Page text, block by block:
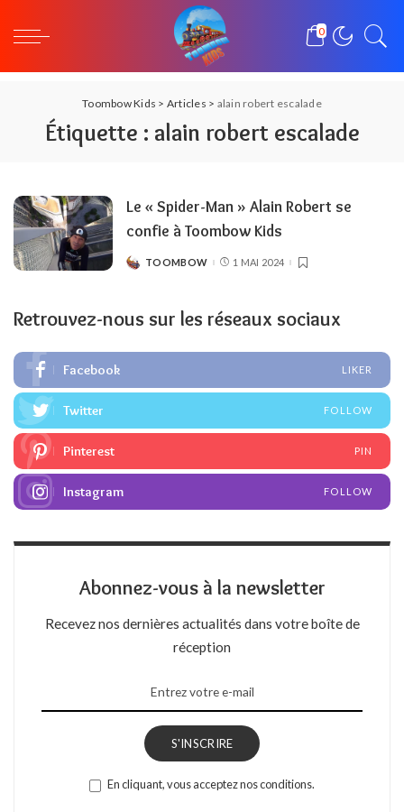
0
Toombow Kids > Articles > alain robert escalade
Étiquette : alain robert escalade
Le « Spider-Man » Alain Robert se
confie à Toombow Kids
POSTEDTOOMBOW 1 MAI 2024
Retrouvez-nous sur les réseaux sociaux
Facebook LIKER
Twitter FOLLOW
Pinterest PIN
Instagram FOLLOW
Abonnez-vous à la newsletter
Recevez nos dernières actualités dans votre boîte de
réception
S'INSCRIRE
En cliquant, vous acceptez nos conditions.